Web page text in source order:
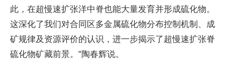
此，在超慢速扩张洋中脊也能大量发育并形成硫化物。
这深化了我们对合同区多金属硫化物分布控制机制、成
矿规律及资源评价的认识，进一步揭示了超慢速扩张脊
硫化物矿藏前景。”陶春辉说。